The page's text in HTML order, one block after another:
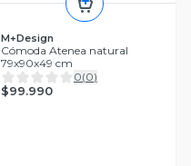
M+Design
Cómoda Atenea natural
79x90x49 cm
0(0)
$99.990